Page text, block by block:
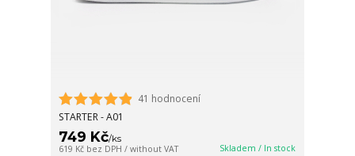
41 hodnocení
STARTER - A01
749 Kč/ks
619 Kč bez DPH / without VAT Skladem / In stock